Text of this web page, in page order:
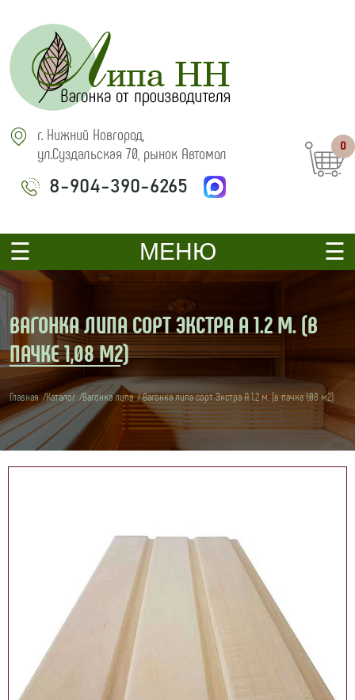
г. Нижний Новгород,
ул.Суздальская 70, рынок Автомол
8-904-390-6265
0
МЕНЮ
ВАГОНКА ЛИПА СОРТ ЭКСТРА А 1.2 М. (В
ПАЧКЕ 1,08 М2)
Главная Каталог Вагонка липа Вагонка липа сорт Экстра А 1.2 м. (в пачке 1,08 м2)